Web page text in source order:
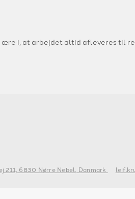
ære i, at arbejdet altid afleveres til
211, 6830 Nørre Nebel, Danmark